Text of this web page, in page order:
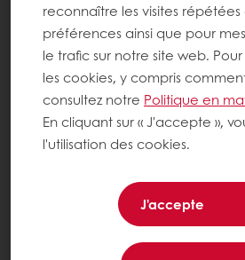
reconnaître les visites répétées
préférences ainsi que pour
le trafic sur notre site web.
les cookies, y compris
consultez notre Politique en
En cliquant sur « J'accepte »,
l'utilisation des cookies.
J'accepte